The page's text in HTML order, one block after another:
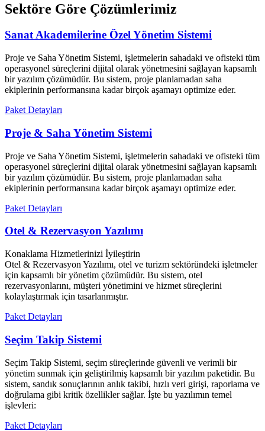
Sektöre Göre Çözümlerimiz
Sanat Akademilerine Özel Yönetim Sistemi
Proje ve Saha Yönetim Sistemi, işletmelerin sahadaki ve ofisteki tüm
operasyonel süreçlerini dijital olarak yönetmesini sağlayan kapsamlı
bir yazılım çözümüdür. Bu sistem, proje planlamadan saha
ekiplerinin performansına kadar birçok aşamayı optimize eder.
Paket Detayları
Proje & Saha Yönetim Sistemi
Proje ve Saha Yönetim Sistemi, işletmelerin sahadaki ve ofisteki tüm
operasyonel süreçlerini dijital olarak yönetmesini sağlayan kapsamlı
bir yazılım çözümüdür. Bu sistem, proje planlamadan saha
ekiplerinin performansına kadar birçok aşamayı optimize eder.
Paket Detayları
Otel & Rezervasyon Yazılımı
Konaklama Hizmetlerinizi İyileştirin
Otel & Rezervasyon Yazılımı, otel ve turizm sektöründeki işletmeler
için kapsamlı bir yönetim çözümüdür. Bu sistem, otel
rezervasyonlarını, müşteri yönetimini ve hizmet süreçlerini
kolaylaştırmak için tasarlanmıştır.
Paket Detayları
Seçim Takip Sistemi
Seçim Takip Sistemi, seçim süreçlerinde güvenli ve verimli bir
yönetim sunmak için geliştirilmiş kapsamlı bir yazılım paketidir. Bu
sistem, sandık sonuçlarının anlık takibi, hızlı veri girişi, raporlama ve
doğrulama gibi kritik özellikler sağlar. İşte bu yazılımın temel
işlevleri:
Paket Detayları